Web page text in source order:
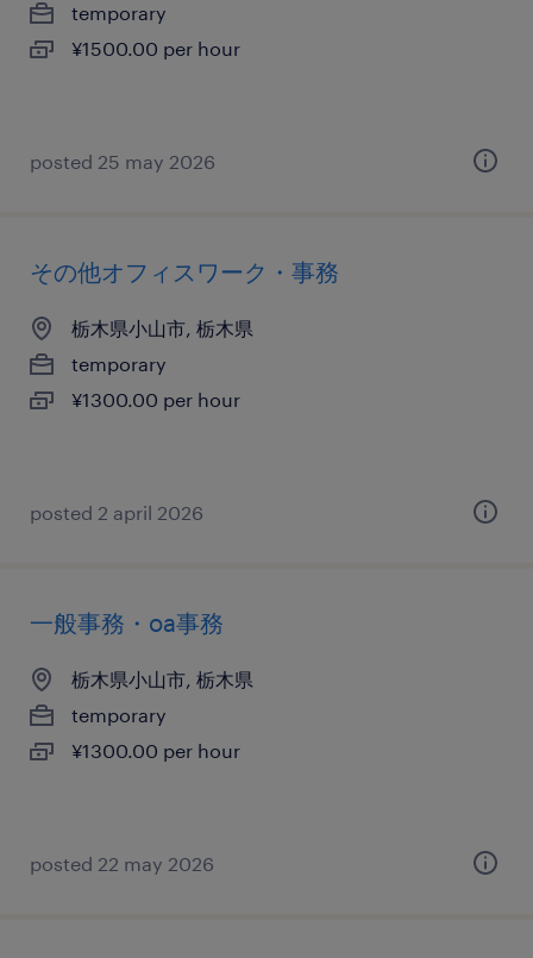
temporary
¥1500.00 per hour
posted 25 may 2026
その他オフィスワーク・事務
栃木県小山市, 栃木県
temporary
¥1300.00 per hour
posted 2 april 2026
一般事務・oa事務
栃木県小山市, 栃木県
temporary
¥1300.00 per hour
posted 22 may 2026